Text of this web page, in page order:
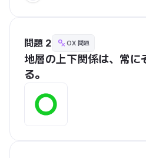
問題 2 OX 問題
地層の上下関係は、常に
る。